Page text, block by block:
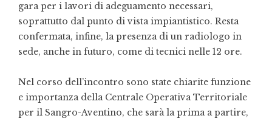
gara per i lavori di adeguamento necessari,
soprattutto dal punto di vista impiantistico. Resta
confermata, infine, la presenza di un radiologo in
sede, anche in futuro, come di tecnici nelle 12 ore.
Nel corso dell’incontro sono state chiarite funzione
e importanza della Centrale Operativa Territoriale
per il Sangro-Aventino, che sarà la prima a partire,